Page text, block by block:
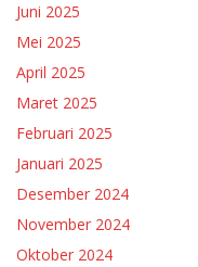
Juni 2025
Mei 2025
April 2025
Maret 2025
Februari 2025
Januari 2025
Desember 2024
November 2024
Oktober 2024